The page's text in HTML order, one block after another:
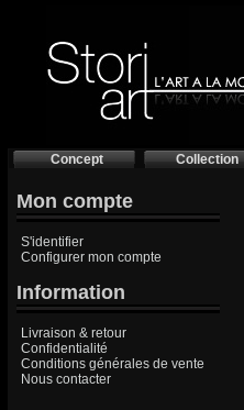
Concept Collection
Mon compte
S'identifier
Configurer mon compte
Information
Livraison & retour
Confidentialité
Conditions générales de vente
Nous contacter